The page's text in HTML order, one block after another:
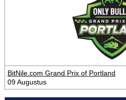
BitNile.com Grand Prix of Portland
09 Augustus